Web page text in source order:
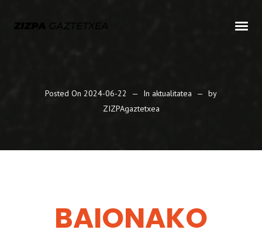
Posted On 2024-06-22 In aktualitatea
by
ZIZPAgaztetxea
BAIONAKO